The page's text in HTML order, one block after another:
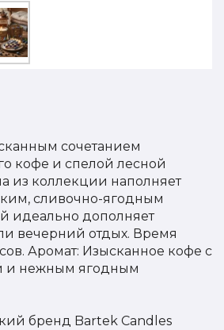
сочетанием
кофе и спелой лесной
из коллекции наполняет
сливочно-ягодным
идеально дополняет
вечерний отдых. Время
Аромат: Изысканное кофе с
и нежным ягодным
бренд Bartek Candles